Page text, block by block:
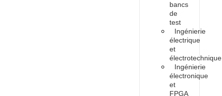
bancs
de
test
Ingénierie
électrique
et
électrotechnique
Ingénierie
électronique
et
FPGA